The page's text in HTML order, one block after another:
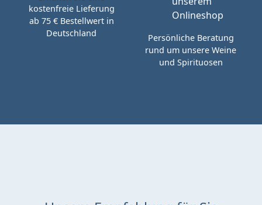
kostenfreie Lieferung
ab 75 € Bestellwert in
Deutschland
Persönliche Beratung
rund um unsere Weine
und Spirituosen